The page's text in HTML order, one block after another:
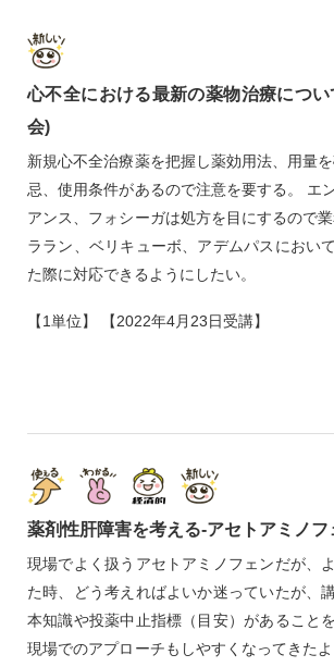
心不全における最新の薬物治療につ
会)
新規心不全治療薬を把握し薬効用法、用量
忌、使用条件があるので注意を要する。 エ
アンス、フォシーガは処方を目にするので
ララン、ベリキューボ、アデムパスにおい
た際に対応できるようにしたい。
【1単位】 【2022年4月23日受講】
薬剤性肝障害を考える‐アセトアミノフ
現場でよく扱うアセトアミノフェンだが、
た時、どう考えればよいか迷っていたが、
本知識や投薬中止指標（目安）があること
現場でのアプローチもしやすくなってきた